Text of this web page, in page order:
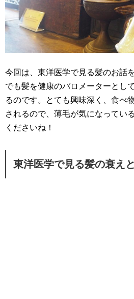
今回は、東洋医学で見る髪のお話
でも髪を健康のバロメーターとし
るのです。とても興味深く、食べ
されるので、薄毛が気になってい
くださいね！
東洋医学で見る髪の衰え